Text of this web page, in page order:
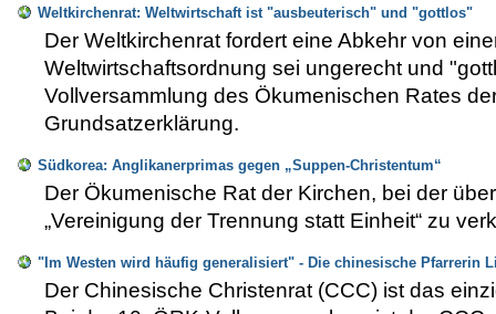
Weltkirchenrat: Weltwirtschaft ist "ausbeuterisch" und "gottlos"
Der Weltkirchenrat fordert eine Abkehr von
Weltwirtschaftsordnung sei ungerecht und
Vollversammlung des Ökumenischen Rates
Grundsatzerklärung.
Südkorea: Anglikanerprimas gegen „Suppen-Christentum“
Der Ökumenische Rat der Kirchen, bei der
„Vereinigung der Trennung statt Einheit“ zu
"Im Westen wird häufig generalisiert" - Die chinesische Pfarrerin
Der Chinesische Christenrat (CCC) ist das